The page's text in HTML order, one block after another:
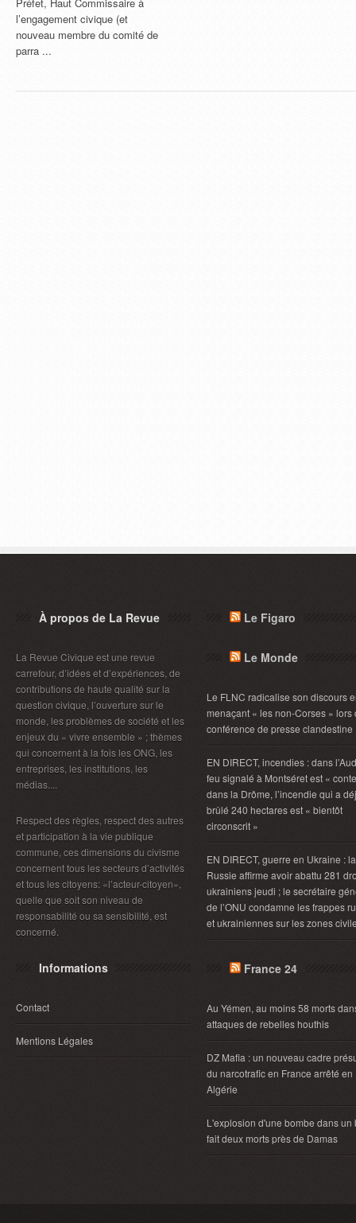
l’engagement civique (et
nouveau membre du comité de
parra ...
À propos de La Revue
La Revue Civique est une revue
carrefour, d’idées et d’expériences, de
contributions de haute qualité sur la
question civique, l’ouverture sur le
monde, les problèmes de société et les
enjeux du « vivre ensemble » ; thèmes
qui concernent à la fois les ONG, les
entreprises, les institutions, les
médias....
Respect des règles, respect des autres
et participation à la vie publique
commune, ces dimensions du civisme
concernent tous les secteurs d’activités
et tous les citoyens: «l’acteur-citoyen»,
quelle que soit son niveau de
responsabilité ou sa sensibilité, est
concerné.
Informations
Contact
Mentions Légales
Le Figaro
Le Monde
Le FLNC radicalise son discours
menaçant « les non-Corses » lors
conférence de presse clandestine
EN DIRECT, incendies : dans
feu signalé à Montséret est «
dans la Drôme, l’incendie qui a
brûlé 240 hectares est « bientôt
circonscrit »
EN DIRECT, guerre en Ukraine : la
Russie affirme avoir abattu 281
ukrainiens jeudi ; le secrétaire
de l’ONU condamne les frappes
et ukrainiennes sur les zones
France 24
Au Yémen, au moins 58 morts
attaques de rebelles houthis
DZ Mafia : un nouveau cadre
du narcotrafic en France arrêté en
Algérie
L'explosion d'une bombe dans un
fait deux morts près de Damas